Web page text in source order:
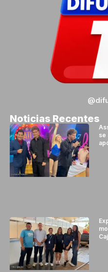
Noticias Recentes
se